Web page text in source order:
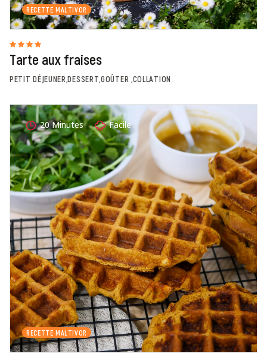
RECETTE MALTIVOR
Tarte aux fraises
PETIT DÉJEUNER,DESSERT,GOÛTER ,COLLATION
RECETTE MALTIVOR
20 Minutes Facile